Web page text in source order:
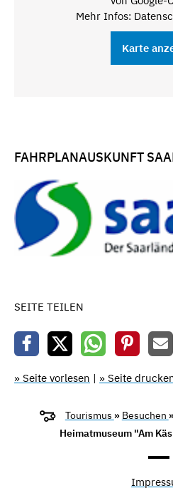
Mehr Infos:
Karte
FAHRPLANAUSKUNFT
SEITE TEILEN
» Seite vorlesen | » Seite
Tourismus » Besuchen
Heimatmuseum "Am